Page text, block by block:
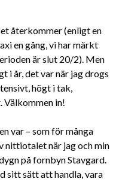
återkommer (enligt en
en gång, vi har märkt
är slut 20/2). Men
i år, det var när jag drogs
högt i tak,
in!
var – som för många
nittiotalet när jag och min
på fornbyn Stavgard.
sitt sätt att handla, vara